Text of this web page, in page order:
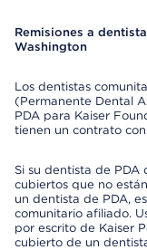
Remisiones a
Washington
Los dentistas
(Permanente Dental
PDA para Kaiser
tienen un contrato con
Si su dentista de PDA
cubiertos que no
un dentista de PDA,
comunitario afiliado.
por escrito de Kaiser
cubierto de un